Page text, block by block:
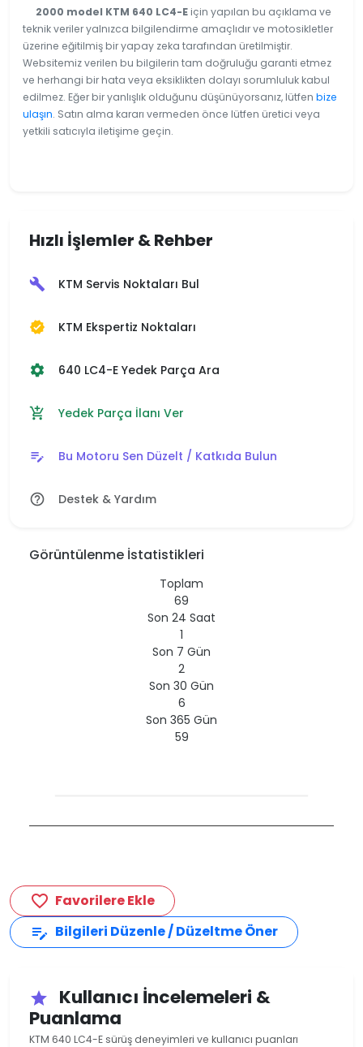
2000 model KTM 640 LC4-E için yapılan bu açıklama ve
teknik veriler yalnızca bilgilendirme amaçlıdır ve motosikletler
üzerine eğitilmiş bir yapay zeka tarafından üretilmiştir.
Websitemiz verilen bu bilgilerin tam doğruluğu garanti etmez
ve herhangi bir hata veya eksiklikten dolayı sorumluluk kabul
edilmez. Eğer bir yanlışlık olduğunu düşünüyorsanız, lütfen bize
ulaşın. Satın alma kararı vermeden önce lütfen üretici veya
yetkili satıcıyla iletişime geçin.
Hızlı İşlemler & Rehber
build KTM Servis Noktaları Bul
verified KTM Ekspertiz Noktaları
settings 640 LC4-E Yedek Parça Ara
add_shopping_cart Yedek Parça İlanı Ver
edit_note Bu Motoru Sen Düzelt / Katkıda Bulun
help_outline Destek & Yardım
Görüntülenme İstatistikleri
Toplam
69
Son 24 Saat
1
Son 7 Gün
2
Son 30 Gün
6
Son 365 Gün
59
favorite_border Favorilere Ekle
edit_note Bilgileri Düzenle / Düzeltme Öner
star
Kullanıcı İncelemeleri &
Puanlama
KTM 640 LC4-E sürüş deneyimleri ve kullanıcı puanları